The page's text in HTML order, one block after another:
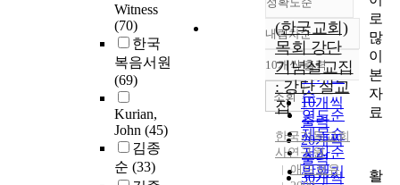
Witness
(70)
한국
복음서원
(69)
Kurian,
John (45)
김종
순 (33)
정확도
순
인기도
순
연도순
제목순
저자순
발행기
내림차순
내림차순
10개씩 출력
10개씩
출력
20개씩
출력
30개씩
조회
(한국교회)
목회 강단
기념설교집
: 강단 설교
집
한국기독교회
사연구원
애드포유
로
많
이
본
자
료
활